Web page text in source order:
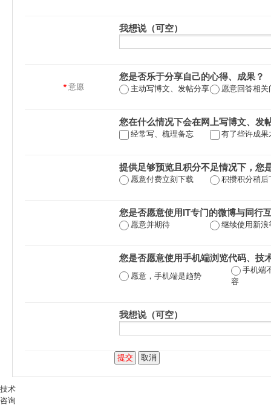
我想说（可空）
* 意愿
您是否乐于分享自己的心得、成果？
主动写博文、发帖分享 愿意回答相关
您在什么情况下会在网上写博文、发
经常写、梳理备忘 有了些许成果
提供足够预览且积分不足情况下，您
愿意付费立刻下载 积攒积分稍后
您是否愿意使用IT专门的微博与同行
愿意并期待 继续使用新浪
您是否愿意使用手机端浏览代码、技
愿意，手机端是趋势
手机端
容
我想说（可空）
技术
咨询